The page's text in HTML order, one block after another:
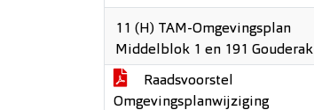
11 (H) TAM-Omgevingsplan
Middelblok 1 en 191 Gouderak
Raadsvoorstel
Omgevingsplanwijziging